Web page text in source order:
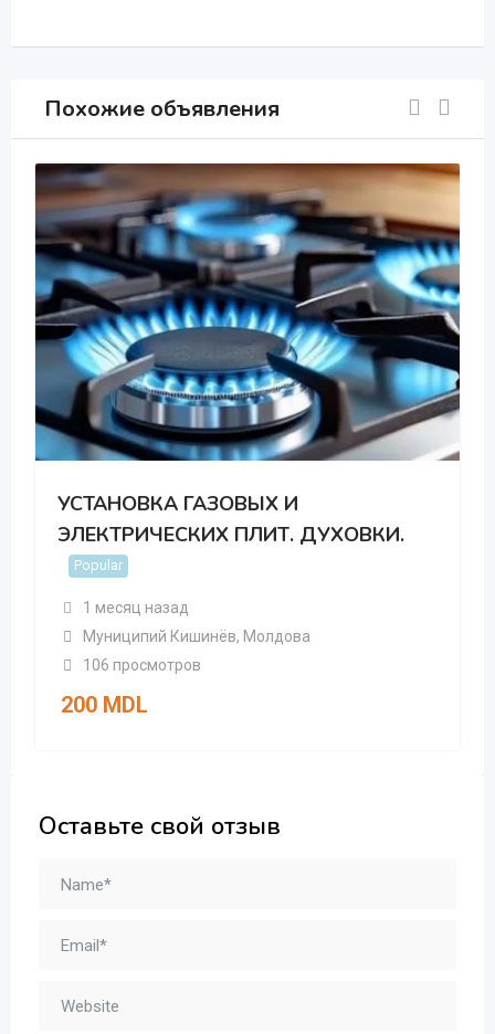
Похожие объявления
УСТАНОВКА ГАЗОВЫХ И
ЭЛЕКТРИЧЕСКИХ ПЛИТ. ДУХОВКИ.
Popular
1 месяц назад
Муниципий Кишинёв, Молдова
106 просмотров
200 MDL
Оставьте свой отзыв